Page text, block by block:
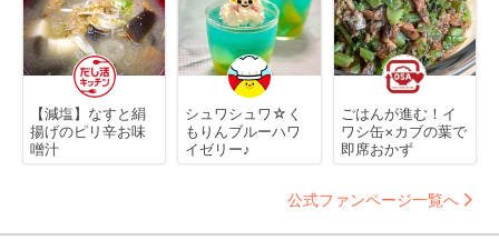
【減塩】なすと絹
揚げのピリ辛お味
噌汁
シュワシュワ☆く
もりんブルーハワ
イゼリー♪
ごはんが進む！イ
ワシ缶×カブの葉で
即席おかず
公式ファンページ一覧へ